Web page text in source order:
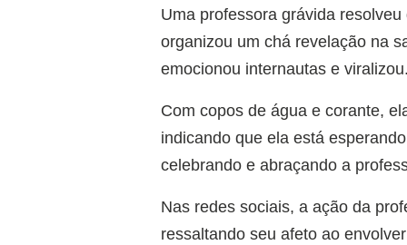
Uma professora grávida
organizou um chá revelação na
emocionou internautas e viralizou.
Com copos de água e corante,
indicando que ela está
celebrando e abraçando a
Nas redes sociais, a ação da
ressaltando seu afeto ao